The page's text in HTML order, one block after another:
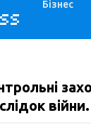
Бізнес
війни.